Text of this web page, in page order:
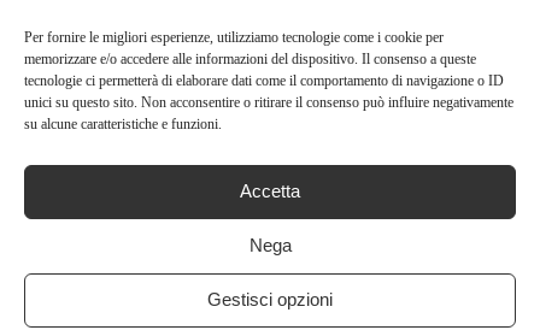
Per fornire le migliori esperienze, utilizziamo tecnologie come i cookie per
memorizzare e/o accedere alle informazioni del dispositivo. Il consenso a queste
tecnologie ci permetterà di elaborare dati come il comportamento di navigazione o ID
unici su questo sito. Non acconsentire o ritirare il consenso può influire negativamente
su alcune caratteristiche e funzioni.
Accetta
Nega
Gestisci opzioni
RELATED POSTS